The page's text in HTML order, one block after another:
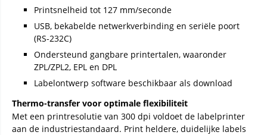
Printsnelheid tot 127 mm/seconde
USB, bekabelde netwerkverbinding en seriële poort
(RS-232C)
Ondersteund gangbare printertalen, waaronder
ZPL/ZPL2, EPL en DPL
Labelontwerp software beschikbaar als download
Thermo-transfer voor optimale flexibiliteit
Met een printresolutie van 300 dpi voldoet de labelprinter
aan de industriestandaard. Print heldere, duidelijke labels